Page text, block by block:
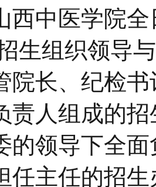
西中医学院
生组织领导
院长、纪检
责人组成的
的领导下全
任主任的招